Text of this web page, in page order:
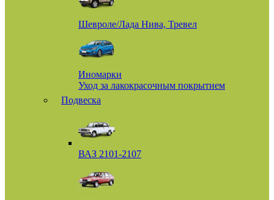
Шевроле/Лада Нива, Тревел
Иномарки
Уход за лакокрасочным покрытием
Подвеска
ВАЗ 2101-2107